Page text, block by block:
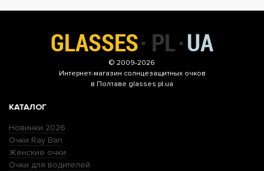
© 2009-2026
Интернет-магазин солнцезащитных очков
в Полтаве glasses.pl.ua
КАТАЛОГ
Новинки 2026
Очки Ray Ban
Женские очки
Очки для водителей